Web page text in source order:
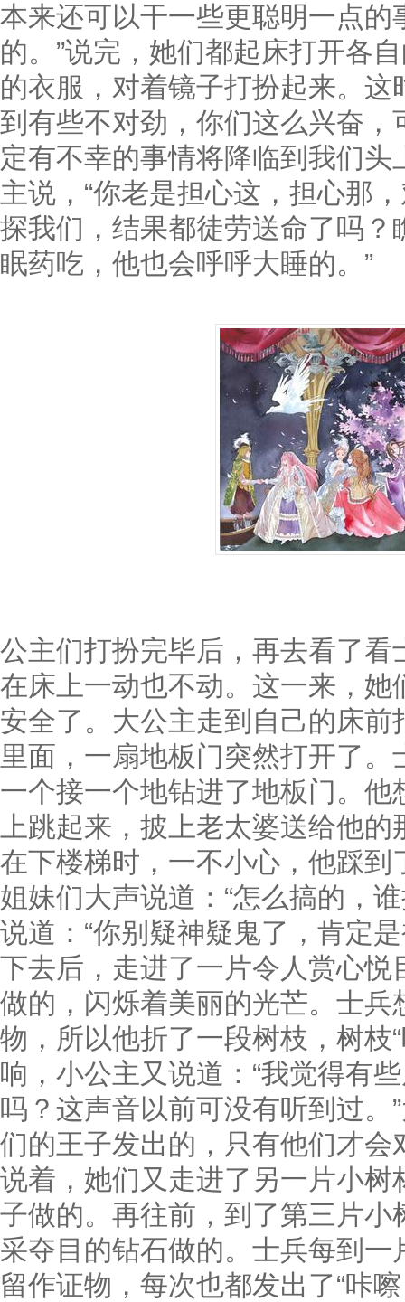
本来还可以干一些更聪明一点的
的。”说完，她们都起床打开各
的衣服，对着镜子打扮起来。这
到有些不对劲，你们这么兴奋
定有不幸的事情将降临到我们头
主说，“你老是担心这，担心那
探我们，结果都徒劳送命了吗
眠药吃，他也会呼呼大睡的。”
公主们打扮完毕后，再去看了
在床上一动也不动。这一来，她
安全了。大公主走到自己的床
里面，一扇地板门突然打开了
一个接一个地钻进了地板门。
上跳起来，披上老太婆送给他
在下楼梯时，一不小心，他踩
姐妹们大声说道：“怎么搞的，
说道：“你别疑神疑鬼了，肯定
下去后，走进了一片令人赏心
做的，闪烁着美丽的光芒。士
物，所以他折了一段树枝，树枝
响，小公主又说道：“我觉得有
吗？这声音以前可没有听到过。
们的王子发出的，只有他们才会
说着，她们又走进了另一片小
子做的。再往前，到了第三片
采夺目的钻石做的。士兵每到
留作证物，每次也都发出了“咔